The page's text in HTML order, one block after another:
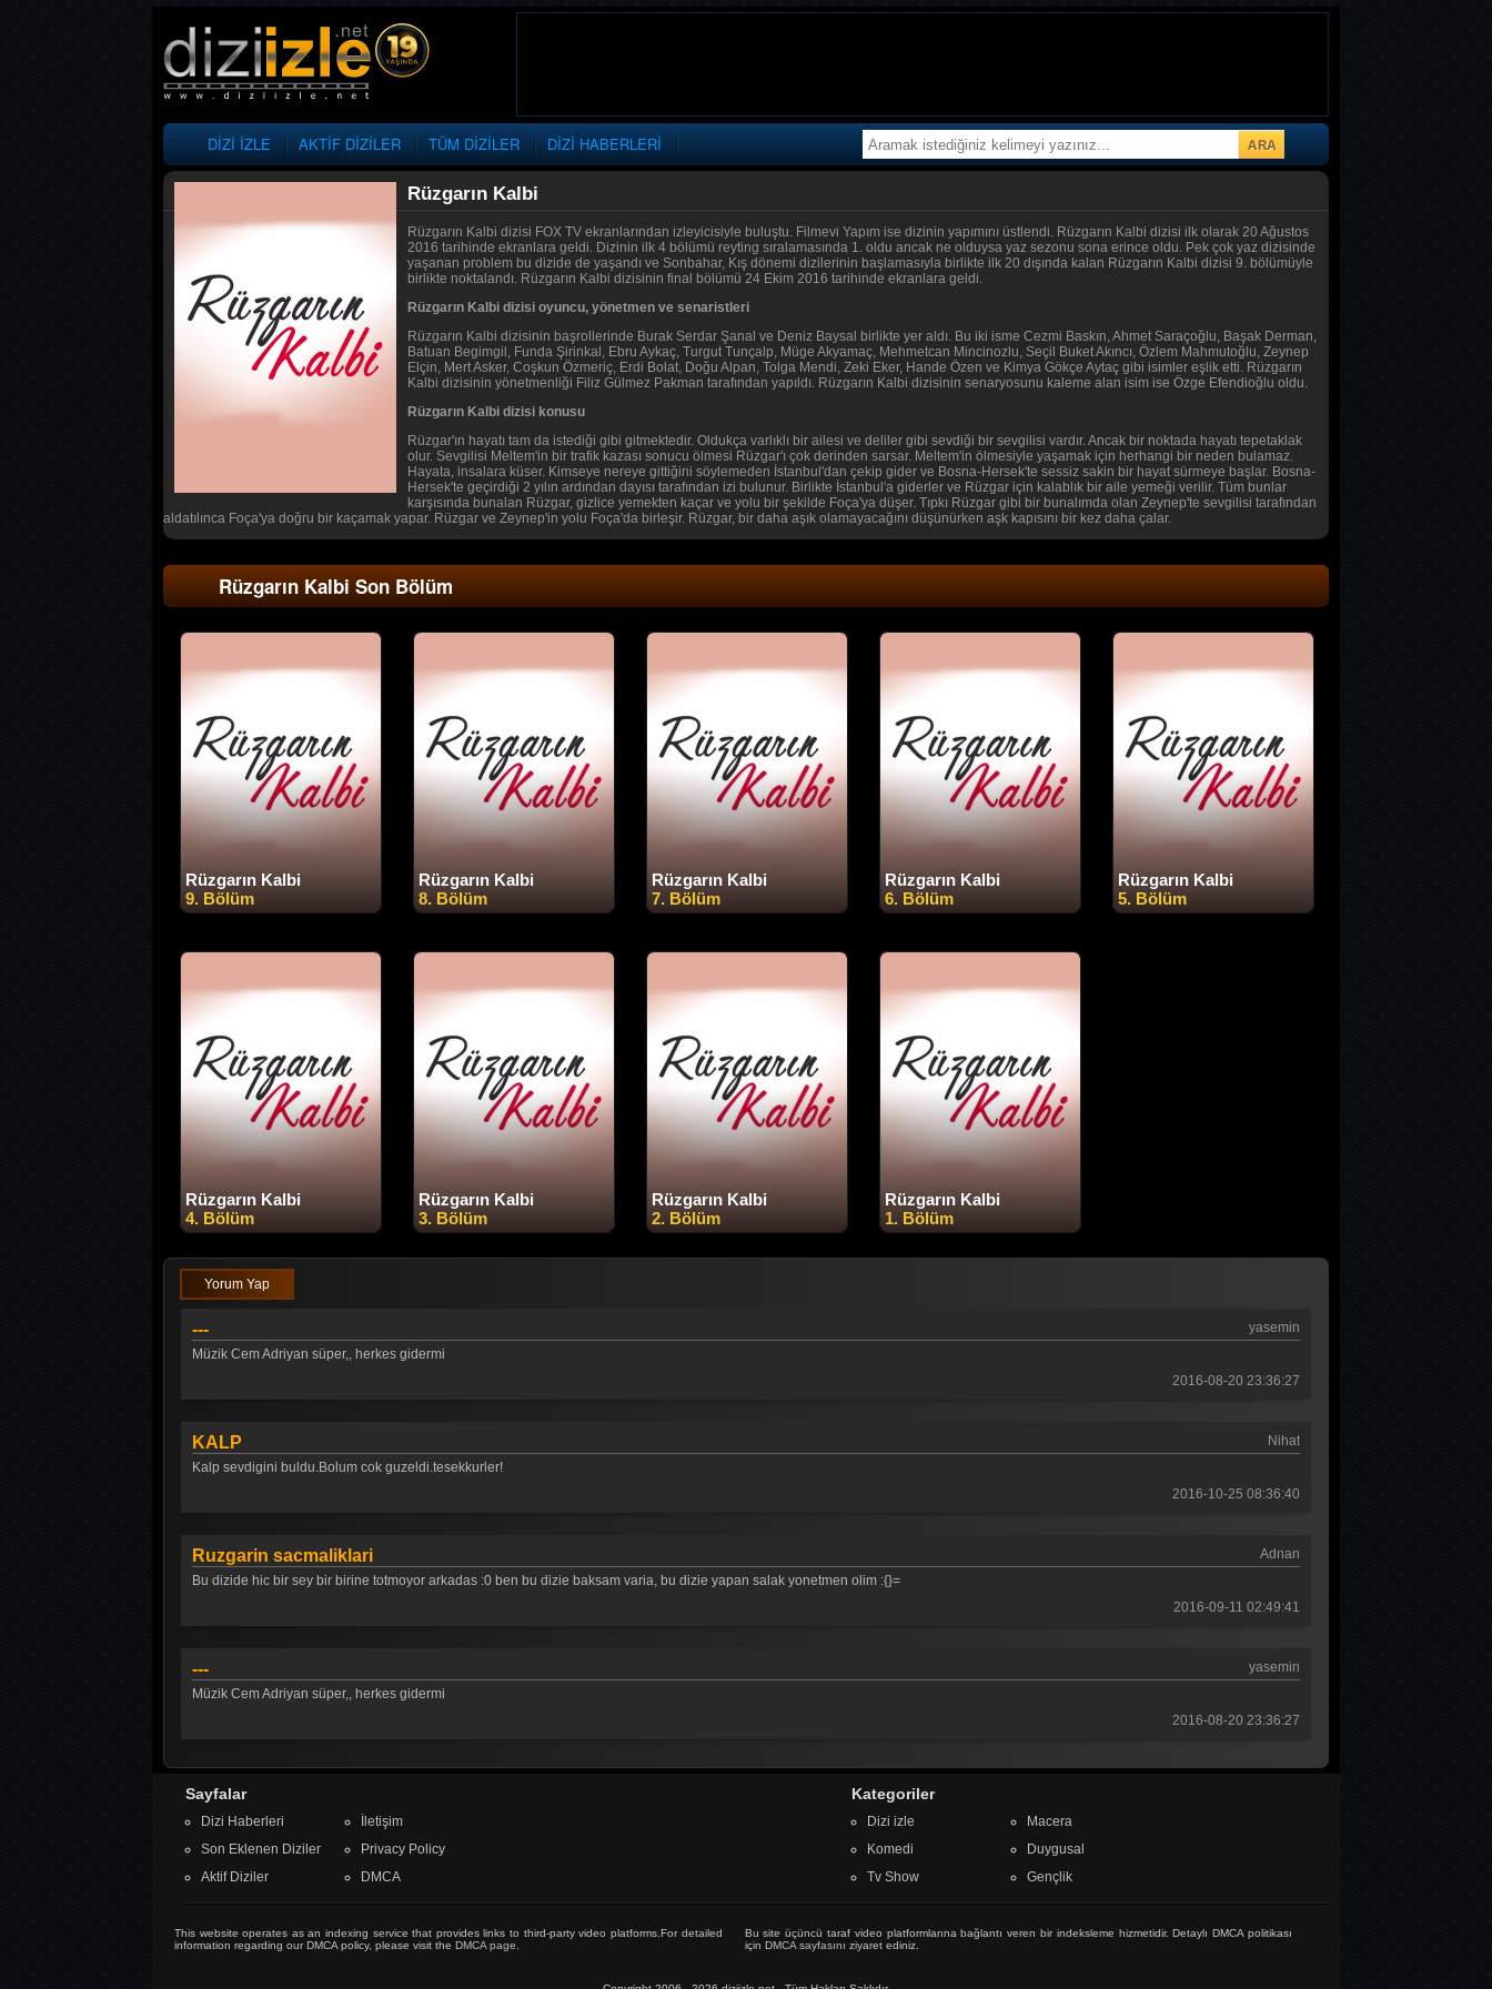
DİZİ İZLE AKTİF DİZİLER TÜM DİZİLER DİZİ HABERLERİ
Rüzgarın Kalbi
Rüzgarın Kalbi dizisi FOX TV ekranlarından izleyicisiyle buluştu. Filmevi Yapım ise dizinin yapımını üstlendi. Rüzgarın Kalbi dizisi ilk olarak 20 Ağustos
2016 tarihinde ekranlara geldi. Dizinin ilk 4 bölümü reyting sıralamasında 1. oldu ancak ne olduysa yaz sezonu sona erince oldu. Pek çok yaz dizisinde
yaşanan problem bu dizide de yaşandı ve Sonbahar, Kış dönemi dizilerinin başlamasıyla birlikte ilk 20 dışında kalan Rüzgarın Kalbi dizisi 9. bölümüyle
birlikte noktalandı. Rüzgarın Kalbi dizisinin final bölümü 24 Ekim 2016 tarihinde ekranlara geldi.
Rüzgarın Kalbi dizisi oyuncu, yönetmen ve senaristleri
Rüzgarın Kalbi dizisinin başrollerinde Burak Serdar Şanal ve Deniz Baysal birlikte yer aldı. Bu iki isme Cezmi Baskın, Ahmet Saraçoğlu, Başak Derman,
Batuan Begimgil, Funda Şirinkal, Ebru Aykaç, Turgut Tunçalp, Müge Akyamaç, Mehmetcan Mincinozlu, Seçil Buket Akıncı, Özlem Mahmutoğlu, Zeynep
Elçin, Mert Asker, Coşkun Özmeriç, Erdi Bolat, Doğu Alpan, Tolga Mendi, Zeki Eker, Hande Özen ve Kimya Gökçe Aytaç gibi isimler eşlik etti. Rüzgarın
Kalbi dizisinin yönetmenliği Filiz Gülmez Pakman tarafından yapıldı. Rüzgarın Kalbi dizisinin senaryosunu kaleme alan isim ise Özge Efendioğlu oldu.
Rüzgarın Kalbi dizisi konusu
Rüzgar'ın hayatı tam da istediği gibi gitmektedir. Oldukça varlıklı bir ailesi ve deliler gibi sevdiği bir sevgilisi vardır. Ancak bir noktada hayatı tepetaklak
olur. Sevgilisi Meltem'in bir trafik kazası sonucu ölmesi Rüzgar'ı çok derinden sarsar. Meltem'in ölmesiyle yaşamak için herhangi bir neden bulamaz.
Hayata, insalara küser. Kimseye nereye gittiğini söylemeden İstanbul'dan çekip gider ve Bosna-Hersek'te sessiz sakin bir hayat sürmeye başlar. Bosna-
Hersek'te geçirdiği 2 yılın ardından dayısı tarafından izi bulunur. Birlikte İstanbul'a giderler ve Rüzgar için kalablık bir aile yemeği verilir. Tüm bunlar
karşısında bunalan Rüzgar, gizlice yemekten kaçar ve yolu bir şekilde Foça'ya düşer. Tıpkı Rüzgar gibi bir bunalımda olan Zeynep'te sevgilisi tarafından
aldatılınca Foça'ya doğru bir kaçamak yapar. Rüzgar ve Zeynep'in yolu Foça'da birleşir. Rüzgar, bir daha aşık olamayacağını düşünürken aşk kapısını bir kez daha çalar.
Rüzgarın Kalbi Son Bölüm
Rüzgarın Kalbi
9. Bölüm
Rüzgarın Kalbi
8. Bölüm
Rüzgarın Kalbi
7. Bölüm
Rüzgarın Kalbi
6. Bölüm
Rüzgarın Kalbi
5. Bölüm
Rüzgarın Kalbi
4. Bölüm
Rüzgarın Kalbi
3. Bölüm
Rüzgarın Kalbi
2. Bölüm
Rüzgarın Kalbi
1. Bölüm
Yorum Yap
---
yasemin
Müzik Cem Adriyan süper,, herkes gidermi
2016-08-20 23:36:27
KALP
Nihat
Kalp sevdigini buldu.Bolum cok guzeldi.tesekkurler!
2016-10-25 08:36:40
Ruzgarin sacmaliklari
Adnan
Bu dizide hic bir sey bir birine totmoyor arkadas :0 ben bu dizie baksam varia, bu dizie yapan salak yonetmen olim :{}=
2016-09-11 02:49:41
---
yasemin
Müzik Cem Adriyan süper,, herkes gidermi
2016-08-20 23:36:27
Sayfalar
Dizi Haberleri
İletişim
Son Eklenen Diziler
Privacy Policy
Aktif Diziler
DMCA
Kategoriler
Dizi izle
Macera
Komedi
Duygusal
Tv Show
Gençlik
This website operates as an indexing service that provides links to third-party video platforms.For detailed
information regarding our DMCA policy, please visit the DMCA page.
Bu site üçüncü taraf video platformlarına bağlantı veren bir indeksleme hizmetidir. Detaylı DMCA politikası
için DMCA sayfasını ziyaret ediniz.